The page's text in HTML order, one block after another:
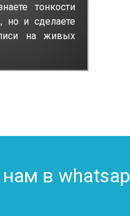
тонкости
но и сделаете
на живых
нам в